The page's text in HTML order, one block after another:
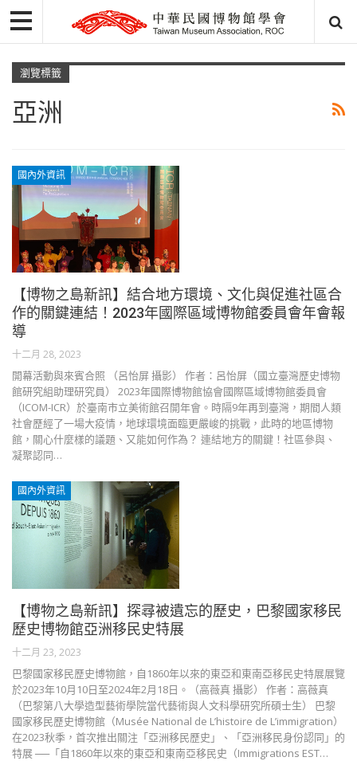
瀏覽標籤
亞洲
國內外資訊
【博物之島新訊】結合地方環境、文化與促進社區合
作的關鍵連結！2023年國際區域博物館委員會年會報
導
十二月 28, 2023
開幕活動與來賓合照 （呂怡屏 攝影） 作者：呂怡屏（國立臺灣歷史博物
館研究組助理研究員） 2023年國際博物館協會國際區域博物館委員會
（ICOM-ICR）於臺南市立美術館召開年會。時隔9年再到臺灣，期間人類
社會歷經了一場大疫情，地球環境面臨更嚴峻的挑戰，此時的地區博物
館，關心什麼樣的議題、又能如何作為？ 連結地方的關鍵！社區參與、
凝聚認同…
國內外資訊
【博物之島新訊】探尋被遺忘的歷史，巴黎國家移民
歷史博物館亞洲移民史特展
十二月 23, 2023
巴黎國家移民歷史博物館，自1860年以來的東亞和東南亞移民史特展展覽
於2023年10月10日至2024年2月18日。（高薇真 攝影） 作者：高薇真
（巴黎第八大學造型藝術學院當代藝術與人文科學研究所碩士生） 巴黎
國家移民歷史博物館（Musée National de L’histoire de L’immigration）
在2023秋季，首次推出關注「亞洲移民歷史」、「亞洲移民身份認同」的
特展 ──「自1860年以來的東亞和東南亞移民史（Immigrations EST…